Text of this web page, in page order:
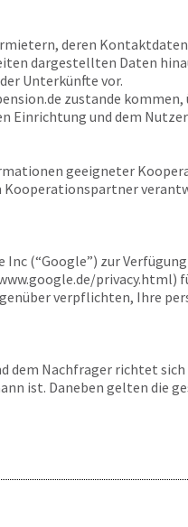
deren Kontaktdaten
dargestellten Daten
Unterkünfte vor.
zustande
Einrichtung und dem
geeigneter
Kooperationspartner
Inc (“Google”) zur
privacy.html)
verpflichten, Ihre
dem Nachfrager richtet
ist. Daneben gelten die